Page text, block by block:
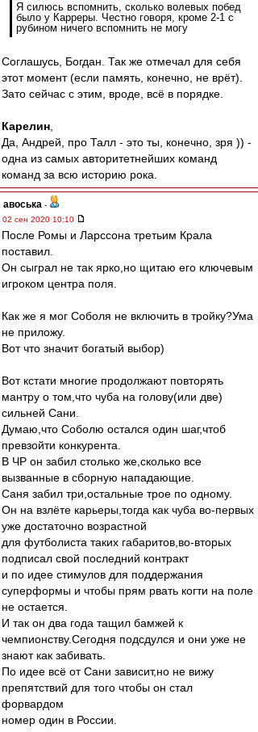
Я силюсь вспомнить, сколько волевых побед
было у Карреры. Честно говоря, кроме 2-1 с
рубином ничего вспомнить не могу
Соглашусь, Богдан. Так же отмечал для себя
этот момент (если память, конечно, не врёт).
Зато сейчас с этим, вроде, всё в порядке.
Карелин
Да, Андрей, про Талл - это ты, конечно, зря )) -
одна из самых авторитетнейших команд
команд за всю историю рока.
авоська -
02 сен 2020 10:10
После Ромы и Ларссона третьим Крала
поставил.
Он сыграл не так ярко,но щитаю его ключевым
игроком центра поля.
Как же я мог Соболя не включить в тройку?Ума
не приложу.
Вот что значит богатый выбор)
Вот кстати многие продолжают повторять
мантру о том,что чуба на голову(или две)
сильней Сани.
Думаю,что Соболю остался один шаг,чтоб
превзойти конкурента.
В ЧР он забил столько же,сколько все
вызванные в сборную нападающие.
Саня забил три,остальные трое по одному.
Он на взлёте карьеры,тогда как чуба во-первых
уже достаточно возрастной
для футболиста таких габаритов,во-вторых
подписал свой последний контракт
и по идее стимулов для поддержания
суперформы и чтобы прям рвать когти на поле
не остается.
И так он два года тащил бамжей к
чемпионству.Сегодня подсдулся и они уже не
знают как забивать.
По идее всё от Сани зависит,но не вижу
препятствий для того чтобы он стал
форвардом
номер один в России.